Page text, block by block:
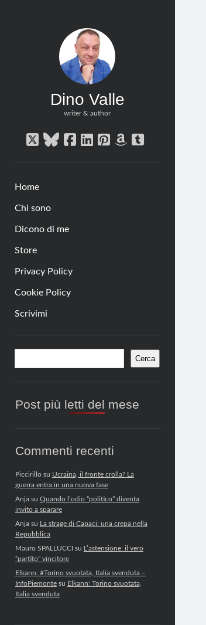
Dino Valle
writer & author
twitterbluesky
facebook
linkedin
pinterest
amazon
tumblr
Home
Chi sono
Dicono di me
Store
Privacy Policy
Cookie Policy
Scrivimi
Barra
laterale
Cerca
Post più letti del mese
Commenti recenti
Piccirillosu Ucraina, il fronte crolla? La
guerra entra in una nuova fase
Anjasu Quando l’odio “politico” diventa
invito a sparare
Anjasu La strage di Capaci: una crepa nella
Repubblica
Mauro SPALLUCCIsu L’astensione: il vero
“partito” vincitore
Elkann: #Torino svuotata, Italia svenduta –
InfoPiemontesu Elkann: Torino svuotata,
Italia svenduta